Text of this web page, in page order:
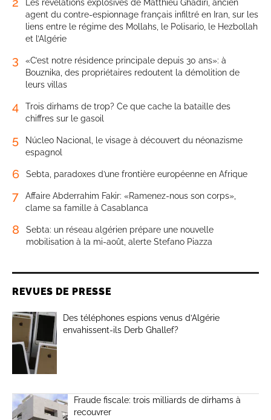
Les révélations explosives de Matthieu Ghadiri, ancien
agent du contre-espionnage français infiltré en Iran, sur les
liens entre le régime des Mollahs, le Polisario, le Hezbollah
et l’Algérie
3
«C’est notre résidence principale depuis 30 ans»: à
Bouznika, des propriétaires redoutent la démolition de
leurs villas
4
Trois dirhams de trop? Ce que cache la bataille des
chiffres sur le gasoil
5
Núcleo Nacional, le visage à découvert du néonazisme
espagnol
6 Sebta, paradoxes d’une frontière européenne en Afrique
7
Affaire Abderrahim Fakir: «Ramenez-nous son corps»,
clame sa famille à Casablanca
8
Sebta: un réseau algérien prépare une nouvelle
mobilisation à la mi-août, alerte Stefano Piazza
REVUES DE PRESSE
Des téléphones espions venus d’Algérie
envahissent-ils Derb Ghallef?
Fraude fiscale: trois milliards de dirhams à
recouvrer